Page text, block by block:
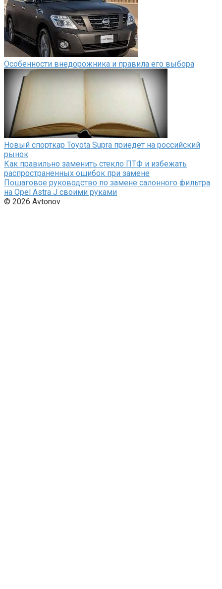
Особенности внедорожника и правила его выбора
Новый спорткар Toyota Supra приедет на российский
рынок
Как правильно заменить стекло ПТФ и избежать
распространенных ошибок при замене
Пошаговое руководство по замене салонного фильтра
на Opel Astra J своими руками
© 2026 Avtonov